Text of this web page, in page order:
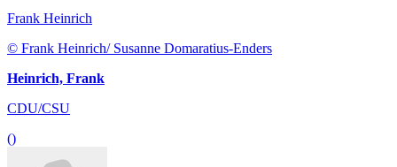
Frank Heinrich
© Frank Heinrich/ Susanne Domaratius-Enders
Heinrich, Frank
CDU/CSU
()